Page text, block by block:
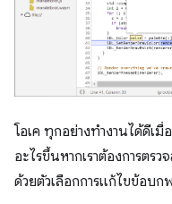
โอเค ทุกอย่างทำงานได้ดีเ
อะไรขึ้นหากเราต้องการตร
ด้วยตัวเลือกการแก้ไขข้อบก